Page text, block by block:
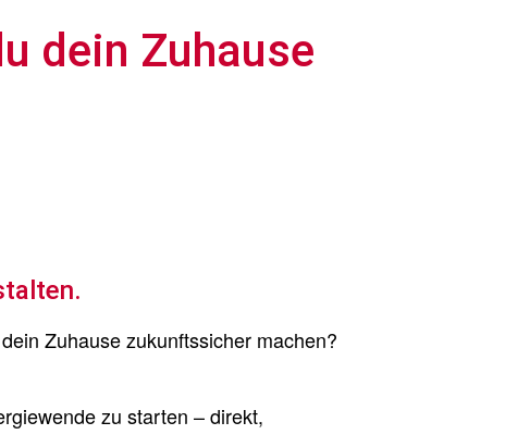
dein Zuhause
Zuhause zukunftssicher machen?
zu starten – direkt,